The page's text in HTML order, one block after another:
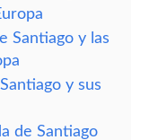
Santiago y las
y sus
de Santiago